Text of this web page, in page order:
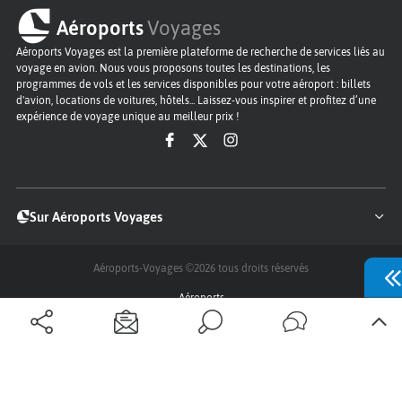
AéroportsVoyages
Aéroports Voyages est la première plateforme de recherche de services liés au
voyage en avion. Nous vous proposons toutes les destinations, les
programmes de vols et les services disponibles pour votre aéroport : billets
d'avion, locations de voitures, hôtels... Laissez-vous inspirer et profitez d’une
expérience de voyage unique au meilleur prix !
Sur Aéroports Voyages
Aéroports-Voyages ©2026 tous droits réservés
Aéroports
Conditions générales
Politique de confidentialité
Questions - Réponses